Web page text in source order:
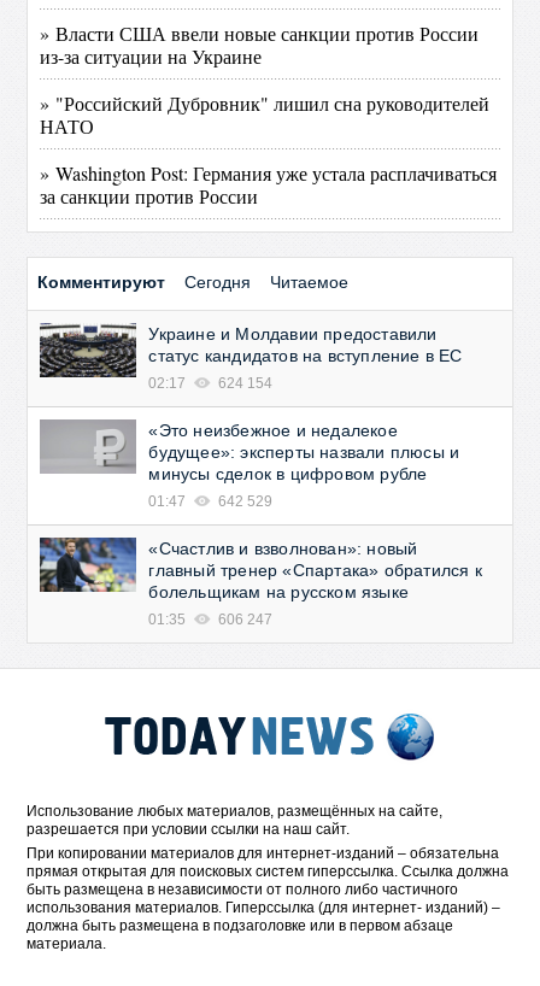
» Власти США ввели новые санкции против России
из-за ситуации на Украине
» "Российский Дубровник" лишил сна руководителей
НАТО
» Washington Post: Германия уже устала расплачиваться
за санкции против России
Комментируют Сегодня Читаемое
Украине и Молдавии предоставили
статус кандидатов на вступление в ЕС
02:17 624 154
«Это неизбежное и недалекое
будущее»: эксперты назвали плюсы и
минусы сделок в цифровом рубле
01:47 642 529
«Счастлив и взволнован»: новый
главный тренер «Спартака» обратился к
болельщикам на русском языке
01:35 606 247
Использование любых материалов, размещённых на сайте,
разрешается при условии ссылки на наш сайт.
При копировании материалов для интернет-изданий – обязательна
прямая открытая для поисковых систем гиперссылка. Ссылка должна
быть размещена в независимости от полного либо частичного
использования материалов. Гиперссылка (для интернет- изданий) –
должна быть размещена в подзаголовке или в первом абзаце
материала.